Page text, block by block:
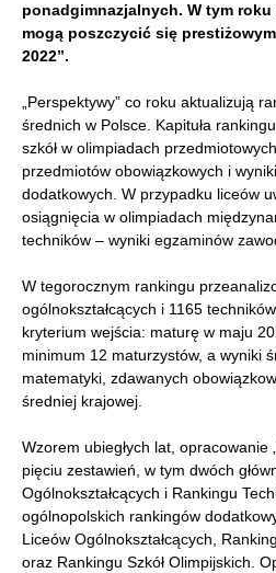
ponadgimnazjalnych. W tym
mogą poszczycić się prestiżowym
2022”.
„Perspektywy” co roku aktualizują
średnich w Polsce. Kapituła
szkół w olimpiadach
przedmiotów obowiązkowych i
dodatkowych. W przypadku liceów
osiągnięcia w olimpiadach
techników – wyniki egzaminów
W tegorocznym rankingu
ogólnokształcących i 1165
kryterium wejścia: maturę w maju
minimum 12 maturzystów, a wyniki
matematyki, zdawanych
średniej krajowej.
Wzorem ubiegłych lat, opracowanie
pięciu zestawień, w tym dwóch
Ogólnokształcących i Rankingu
ogólnopolskich rankingów
Liceów Ogólnokształcących,
oraz Rankingu Szkół Olimpijskich.